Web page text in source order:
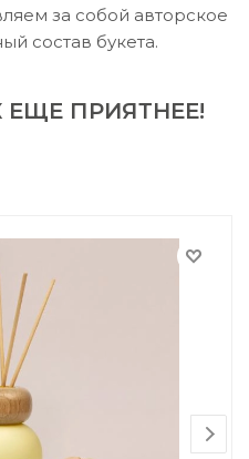
за собой авторское
состав букета.
ПРИЯТНЕЕ!